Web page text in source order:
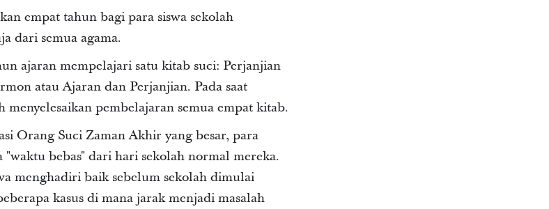
empat tahun bagi para siswa sekolah
dari semua agama.
ajaran mempelajari satu kitab suci: Perjanjian
atau Ajaran dan Perjanjian. Pada saat
menyelesaikan pembelajaran semua empat kitab.
Orang Suci Zaman Akhir yang besar, para
"waktu bebas" dari hari sekolah normal mereka.
menghadiri baik sebelum sekolah dimulai
kasus di mana jarak menjadi masalah